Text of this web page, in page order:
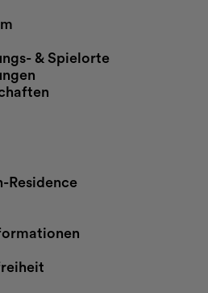
& Spielorte
Residence